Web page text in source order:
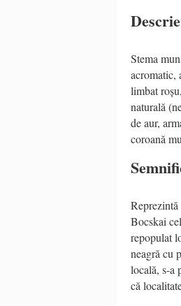
Stema
acromatic,
limbat
naturală
de aur,
coroană
Bocskai
repopulat
neagră cu
locală, s-a
că